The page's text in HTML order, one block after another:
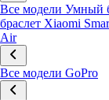
Все модели Умный
браслет Xiaomi
Air
Все модели GoPro